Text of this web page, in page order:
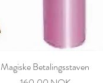
Magiske Betalingsstaven